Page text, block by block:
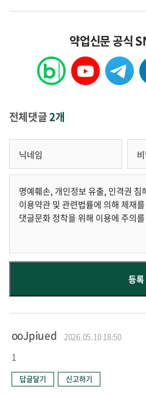
약업신문 공식
전체댓글2개
ooJpiued 2026.05.10 18:50
1
답글달기 신고하기